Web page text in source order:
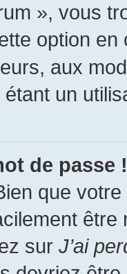
», vous
option
aux
un
de passe !
que
sur J’ai